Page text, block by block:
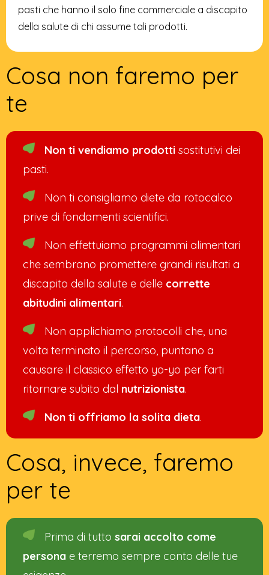
pasti che hanno il solo fine commerciale a discapito
della salute di chi assume tali prodotti.
Cosa non faremo per
te
Non ti vendiamo prodottisostitutivi dei
pasti.
Non ti consigliamo diete da rotocalco
prive di fondamenti scientifici.
Non effettuiamo programmi alimentari
che sembrano promettere grandi risultati a
discapito della salute e delle corrette
abitudini alimentari.
Non applichiamo protocolli che, una
volta terminato il percorso, puntano a
causare il classico effetto yo-yo per farti
ritornare subito dal nutrizionista.
Non ti offriamo la solita dieta.
Cosa, invece, faremo
per te
Prima di tutto sarai accolto come
persona e terremo sempre conto delle tue